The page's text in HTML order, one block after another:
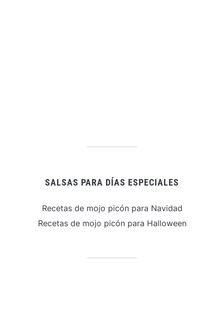
SALSAS PARA DÍAS ESPECIALES
Recetas de mojo picón para Navidad
Recetas de mojo picón para Halloween